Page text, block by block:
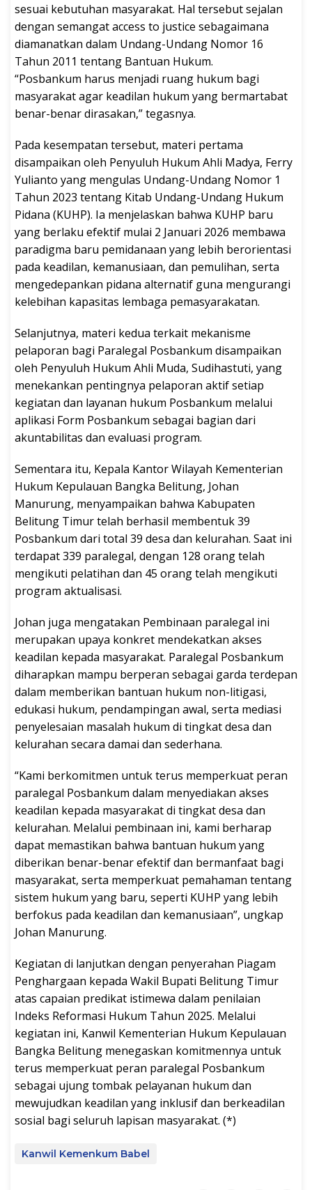
sesuai kebutuhan masyarakat. Hal tersebut sejalan
dengan semangat access to justice sebagaimana
diamanatkan dalam Undang-Undang Nomor 16
Tahun 2011 tentang Bantuan Hukum.
“Posbankum harus menjadi ruang hukum bagi
masyarakat agar keadilan hukum yang bermartabat
benar-benar dirasakan,” tegasnya.
Pada kesempatan tersebut, materi pertama
disampaikan oleh Penyuluh Hukum Ahli Madya, Ferry
Yulianto yang mengulas Undang-Undang Nomor 1
Tahun 2023 tentang Kitab Undang-Undang Hukum
Pidana (KUHP). Ia menjelaskan bahwa KUHP baru
yang berlaku efektif mulai 2 Januari 2026 membawa
paradigma baru pemidanaan yang lebih berorientasi
pada keadilan, kemanusiaan, dan pemulihan, serta
mengedepankan pidana alternatif guna mengurangi
kelebihan kapasitas lembaga pemasyarakatan.
Selanjutnya, materi kedua terkait mekanisme
pelaporan bagi Paralegal Posbankum disampaikan
oleh Penyuluh Hukum Ahli Muda, Sudihastuti, yang
menekankan pentingnya pelaporan aktif setiap
kegiatan dan layanan hukum Posbankum melalui
aplikasi Form Posbankum sebagai bagian dari
akuntabilitas dan evaluasi program.
Sementara itu, Kepala Kantor Wilayah Kementerian
Hukum Kepulauan Bangka Belitung, Johan
Manurung, menyampaikan bahwa Kabupaten
Belitung Timur telah berhasil membentuk 39
Posbankum dari total 39 desa dan kelurahan. Saat ini
terdapat 339 paralegal, dengan 128 orang telah
mengikuti pelatihan dan 45 orang telah mengikuti
program aktualisasi.
Johan juga mengatakan Pembinaan paralegal ini
merupakan upaya konkret mendekatkan akses
keadilan kepada masyarakat. Paralegal Posbankum
diharapkan mampu berperan sebagai garda terdepan
dalam memberikan bantuan hukum non-litigasi,
edukasi hukum, pendampingan awal, serta mediasi
penyelesaian masalah hukum di tingkat desa dan
kelurahan secara damai dan sederhana.
“Kami berkomitmen untuk terus memperkuat peran
paralegal Posbankum dalam menyediakan akses
keadilan kepada masyarakat di tingkat desa dan
kelurahan. Melalui pembinaan ini, kami berharap
dapat memastikan bahwa bantuan hukum yang
diberikan benar-benar efektif dan bermanfaat bagi
masyarakat, serta memperkuat pemahaman tentang
sistem hukum yang baru, seperti KUHP yang lebih
berfokus pada keadilan dan kemanusiaan”, ungkap
Johan Manurung.
Kegiatan di lanjutkan dengan penyerahan Piagam
Penghargaan kepada Wakil Bupati Belitung Timur
atas capaian predikat istimewa dalam penilaian
Indeks Reformasi Hukum Tahun 2025. Melalui
kegiatan ini, Kanwil Kementerian Hukum Kepulauan
Bangka Belitung menegaskan komitmennya untuk
terus memperkuat peran paralegal Posbankum
sebagai ujung tombak pelayanan hukum dan
mewujudkan keadilan yang inklusif dan berkeadilan
sosial bagi seluruh lapisan masyarakat. (*)
Kanwil Kemenkum Babel